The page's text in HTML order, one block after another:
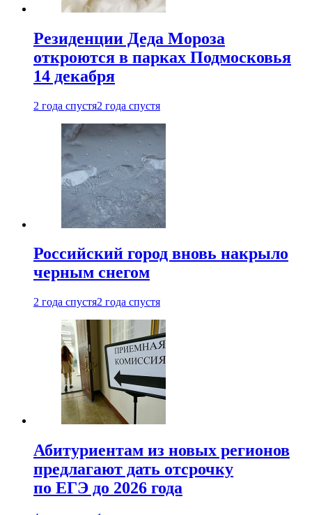
Резиденции Деда Мороза
откроются в парках Подмосковья
14 декабря
2 года спустя2 года спустя
Российский город вновь накрыло
черным снегом
2 года спустя2 года спустя
Абитуриентам из новых регионов
предлагают дать отсрочку
по ЕГЭ до 2026 года